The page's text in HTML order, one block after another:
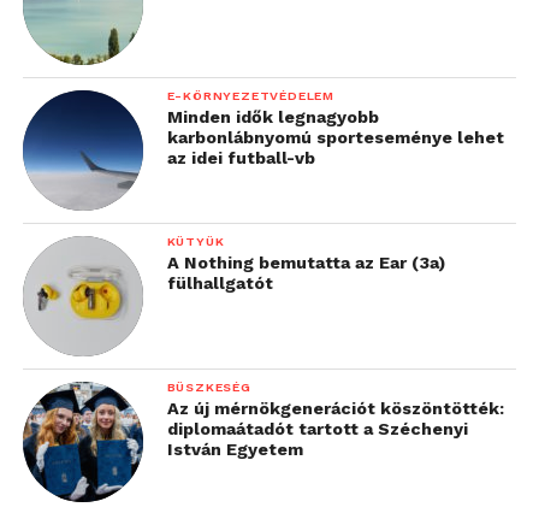
E-KÖRNYEZETVÉDELEM
Minden idők legnagyobb
karbonlábnyomú sporteseménye lehet
az idei futball-vb
KÜTYÜK
A Nothing bemutatta az Ear (3a)
fülhallgatót
BÜSZKESÉG
Az új mérnökgenerációt köszöntötték:
diplomaátadót tartott a Széchenyi
István Egyetem